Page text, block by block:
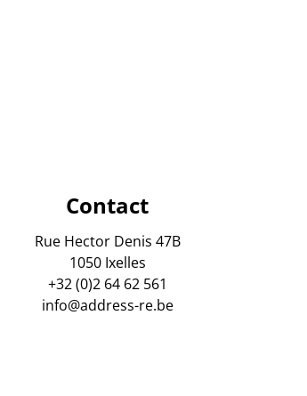
Contact
Rue Hector Denis 47B
1050 Ixelles
+32 (0)2 64 62 561
info@address-re.be